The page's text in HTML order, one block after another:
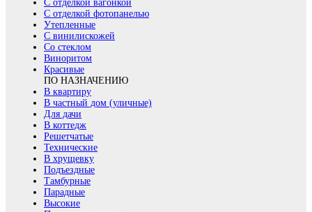
С отделкой вагонкой
С отделкой фотопанелью
Утепленные
С винилискожей
Со стеклом
Виноритом
Красивые
ПО НАЗНАЧЕНИЮ
В квартиру
В частный дом (уличные)
Для дачи
В коттедж
Решетчатые
Технические
В хрущевку
Подъездные
Тамбурные
Парадные
Высокие